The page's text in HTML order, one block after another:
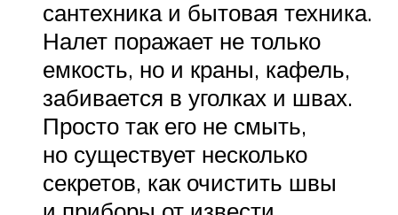
сантехника и бытовая техника.
Налет поражает не только
емкость, но и краны, кафель,
забивается в уголках и швах.
Просто так его не смыть,
но существует несколько
секретов, как очистить швы